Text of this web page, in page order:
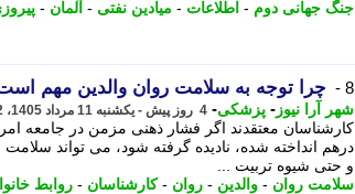
جنگ جهانی دوم - اطلاعات - میادین نفتی - آلمان -
8 - چرا توجه به سلامت روان والدین مهم
شهر آرا نیوز - پزشکی- 4 روز پیش - یکشنبه 11 مرداد 1405، 14:22
کارشناسان معتقدند اگر فشار ذهنی مزمن در جامعه
درهم انداخته شده، نادیده گرفته شود، می تواند
و حتی شیوه تربیت ...
سلامت روان - والدین - روان -کارشناسان - روابط